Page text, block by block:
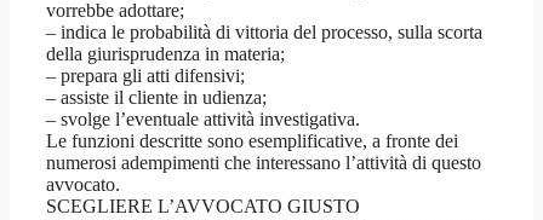
vorrebbe adottare;
– indica le probabilità di vittoria del processo, sulla scorta
della giurisprudenza in materia;
– prepara gli atti difensivi;
– assiste il cliente in udienza;
– svolge l’eventuale attività investigativa.
Le funzioni descritte sono esemplificative, a fronte dei
numerosi adempimenti che interessano l’attività di questo
avvocato.
SCEGLIERE L’AVVOCATO GIUSTO